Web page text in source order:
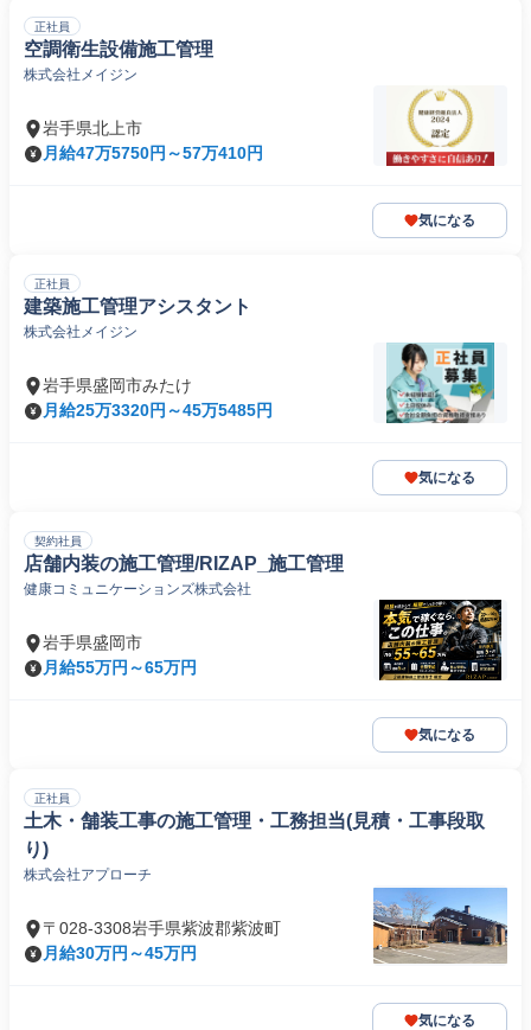
正社員
空調衛生設備施工管理
株式会社メイジン
岩手県北上市
月給47万5750円～57万410円
気になる
正社員
建築施工管理アシスタント
株式会社メイジン
岩手県盛岡市みたけ
月給25万3320円～45万5485円
気になる
契約社員
店舗内装の施工管理/RIZAP_施工管理
健康コミュニケーションズ株式会社
岩手県盛岡市
月給55万円～65万円
気になる
正社員
土木・舗装工事の施工管理・工務担当(見積・工事段取
り)
株式会社アプローチ
〒028-3308岩手県紫波郡紫波町
月給30万円～45万円
気になる